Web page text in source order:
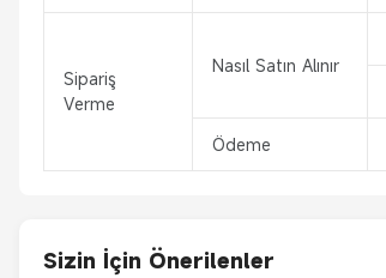
Sipariş
Verme
Nasıl Satın Alınır
Ödeme
Sizin İçin Önerilenler